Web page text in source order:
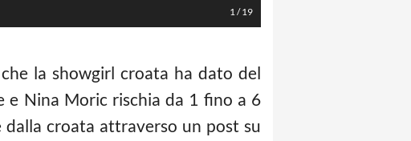
1/19
la showgirl croata ha dato del
e Nina Moric rischia da 1 fino a 6
croata attraverso un post su